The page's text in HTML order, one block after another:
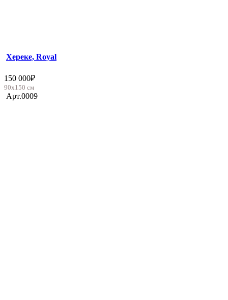
Хереке, Royal
150 000₽
90х150 см
Арт.0009